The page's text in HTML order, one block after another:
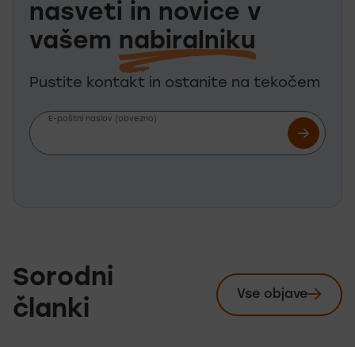
nasveti in novice v
vašem nabiralniku
Pustite kontakt in ostanite na tekočem
E-poštni naslov (obvezno)
Sorodni
članki
Preglej
Vse objave